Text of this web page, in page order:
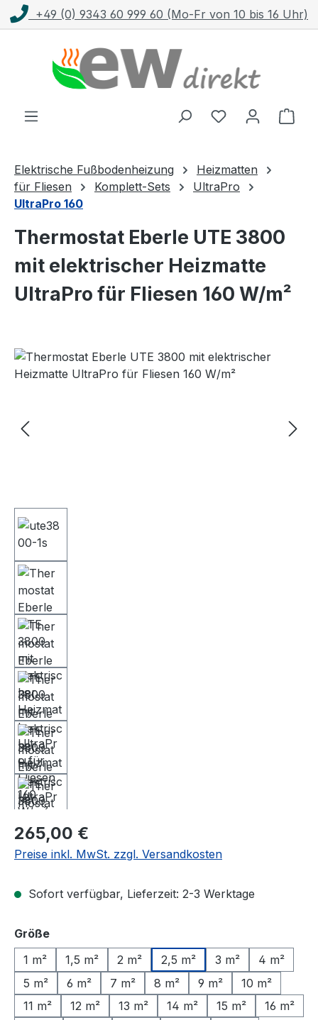
Zum Hauptinhalt springen
+49 (0) 9343 60 999 60 (Mo-Fr von 10 bis 16 Uhr)
Elektrische Fußbodenheizung
Heizmatten
für Fliesen
Komplett-Sets
UltraPro
UltraPro 160
Thermostat Eberle UTE 3800
mit elektrischer Heizmatte
UltraPro für Fliesen 160 W/m²
Bildergalerie überspringen
Regulärer Preis:
265,00 €
Preise inkl. MwSt. zzgl. Versandkosten
Sofort verfügbar, Lieferzeit: 2-3 Werktage
Größeauswählen
1 m²
1,5 m² 2 m² 2,5 m² 3 m²
4 m²
5 m²
6 m² 7 m² 8 m² 9 m²
10 m²
11 m²
12 m² 13 m² 14 m² 15 m²
16 m²